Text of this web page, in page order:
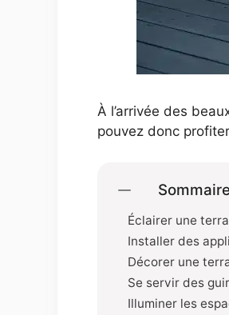
À l’arrivée des
pouvez donc
Sommaire
Éclairer une
Installer des
Décorer une
Se servir des
Illuminer les